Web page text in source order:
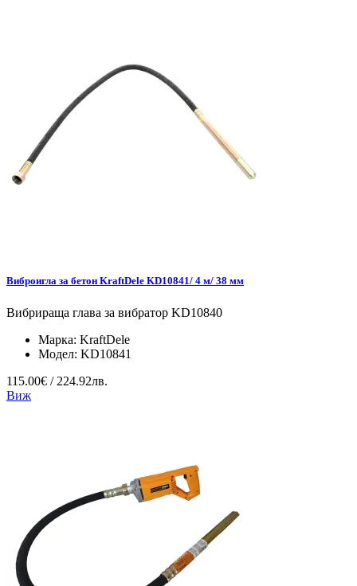
Виброигла за бетон KraftDele KD10841/ 4 м/ 38 мм
Вибрираща глава за вибратор KD10840
Марка: KraftDele
Модел: KD10841
115.00€ / 224.92лв.
Виж